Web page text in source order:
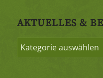
AKTUELLES &